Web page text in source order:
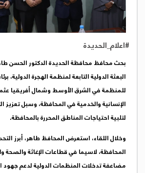
#اعلام_الحديدة
بحث محافظ محافظة الحديدة الدكتور الحسن
البعثة الدولية التابعة لمنظمة الهجرة الدولية،
للمنظمة في الشرق الأوسط وشمال أفريقيا
الإنسانية والخدمية في المحافظة، وسبل تعزيز
لتلبية احتياجات المناطق المحررة بالمحافظة.
وخلال اللقاء، استعرض المحافظ طاهر، أبرز
المحافظة، لاسيما في قطاعات الإغاثة والصحة
مضاعفة تدخلات المنظمات الدولية لدعم جهود